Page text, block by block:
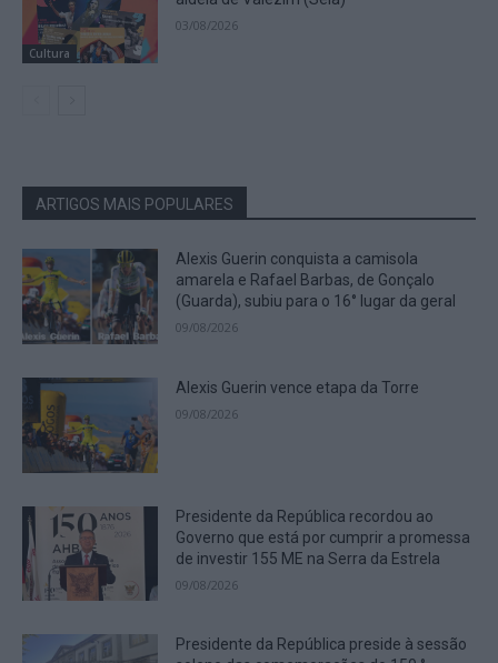
Cultura
03/08/2026
ARTIGOS MAIS POPULARES
Alexis Guerin conquista a camisola
amarela e Rafael Barbas, de Gonçalo
(Guarda), subiu para o 16° lugar da geral
09/08/2026
Alexis Guerin vence etapa da Torre
09/08/2026
Presidente da República recordou ao
Governo que está por cumprir a promessa
de investir 155 ME na Serra da Estrela
09/08/2026
Presidente da República preside à sessão